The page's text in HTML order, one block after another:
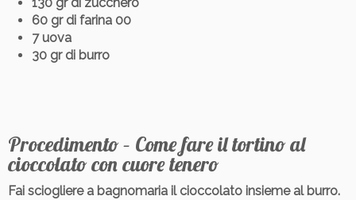
60 gr di farina 00
7 uova
30 gr di burro
Procedimento – Come fare il tortino al
cioccolato con cuore tenero
Fai sciogliere a bagnomaria il cioccolato insieme al burro.